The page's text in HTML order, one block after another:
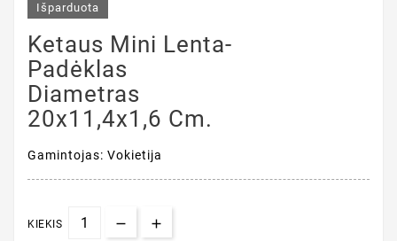
Išparduota
Ketaus Mini Lenta-
Padėklas
Diametras
20x11,4x1,6 Cm.
Gamintojas: Vokietija
KIEKIS